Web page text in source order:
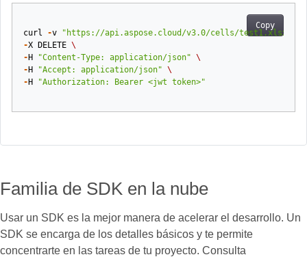
Copy
curl -v
"https://api.aspose.cloud/v3.0/cells/test1.xlsx/
-X DELETE \
- H "Content-Type: application/json" \
- H "Accept: application/json" \
- H "Authorization: Bearer <jwt token>"
Familia de SDK en la nube
Usar un SDK es la mejor manera de acelerar el desarrollo. Un
SDK se encarga de los detalles básicos y te permite
concentrarte en las tareas de tu proyecto. Consulta